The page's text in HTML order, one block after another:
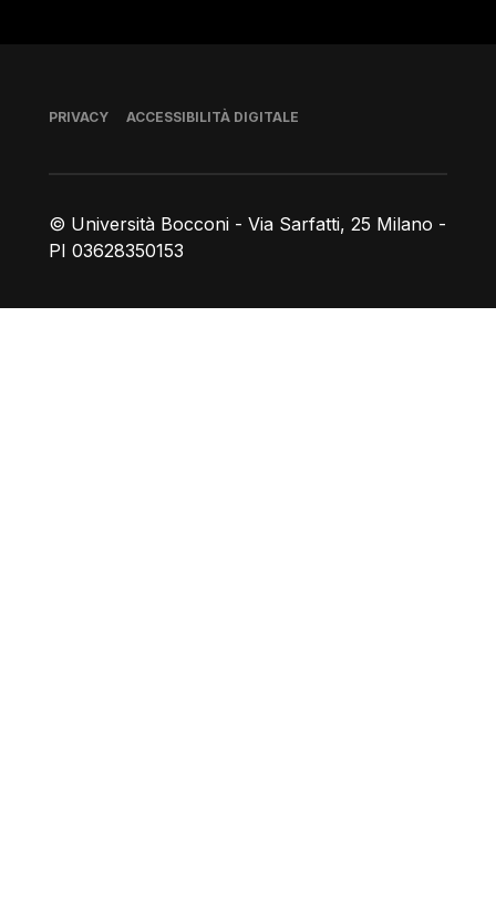
© Università Bocconi - Via Sarfatti, 25 Milano -
PI 03628350153
Piè di pagina
PRIVACY ACCESSIBILITÀ DIGITALE